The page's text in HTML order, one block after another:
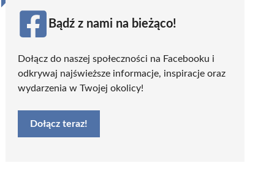
Bądź z nami na bieżąco!
Dołącz do naszej społeczności na Facebooku i
odkrywaj najświeższe informacje, inspiracje oraz
wydarzenia w Twojej okolicy!
Dołącz teraz!